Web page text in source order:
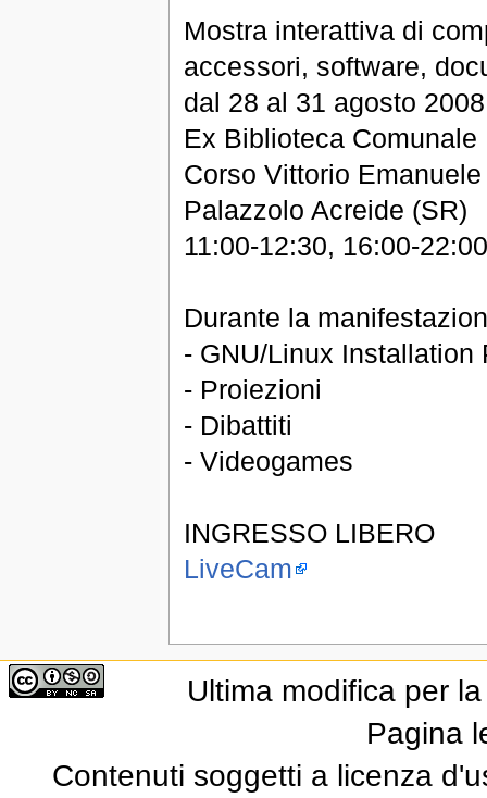
Mostra interattiva di
accessori, software,
dal 28 al 31 agosto 2008
Ex Biblioteca Comunale
Corso Vittorio
Palazzolo Acreide (SR)
11:00-12:30, 16:00-22:00
Durante la
- GNU/Linux Installation
- Proiezioni
- Dibattiti
- Videogames
INGRESSO LIBERO
LiveCam
Ultima modifica per
Pagina
Contenuti soggetti a licenza